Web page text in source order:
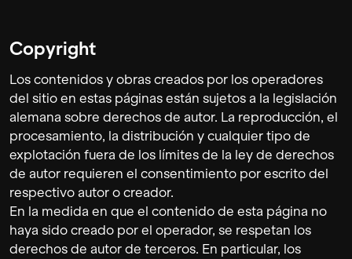
Copyright
Los contenidos y obras creados por los operadores
del sitio en estas páginas están sujetos a la legislación
alemana sobre derechos de autor. La reproducción, el
procesamiento, la distribución y cualquier tipo de
explotación fuera de los límites de la ley de derechos
de autor requieren el consentimiento por escrito del
respectivo autor o creador.
En la medida en que el contenido de esta página no
haya sido creado por el operador, se respetan los
derechos de autor de terceros. En particular, los